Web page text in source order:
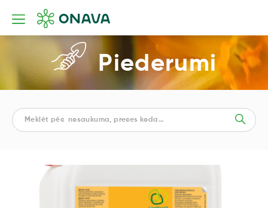
Piederumi